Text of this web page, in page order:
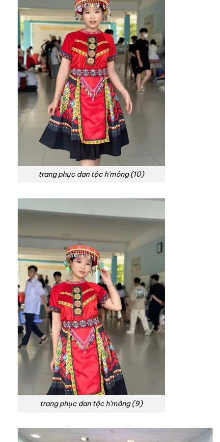
trang phục dan tộc h’mông (10)
trang phục dan tộc h’mông (9)